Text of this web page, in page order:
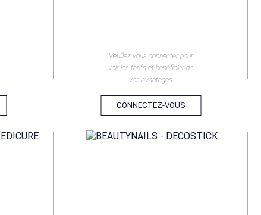
Veuillez vous connecter pour
voir les tarifs et bénéficier de
vos avantages
CONNECTEZ-VOUS
EN SAVOIR +